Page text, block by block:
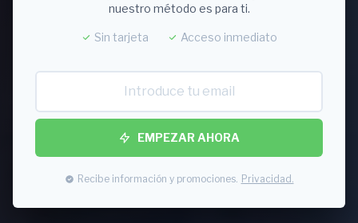
nuestro método es para ti.
Sin tarjeta Acceso inmediato
EMPEZAR AHORA
Recibe información y promociones. Privacidad.